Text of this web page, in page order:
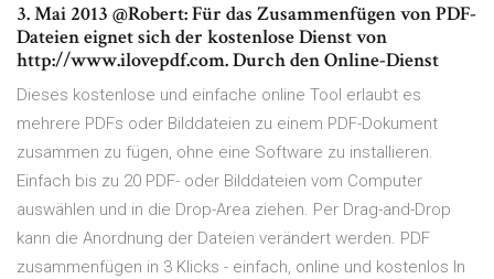
3. Mai 2013 @Robert: Für das Zusammenfügen von PDF-
Dateien eignet sich der kostenlose Dienst von
http://www.ilovepdf.com. Durch den Online-Dienst
Dieses kostenlose und einfache online Tool erlaubt es
mehrere PDFs oder Bilddateien zu einem PDF-Dokument
zusammen zu fügen, ohne eine Software zu installieren.
Einfach bis zu 20 PDF- oder Bilddateien vom Computer
auswählen und in die Drop-Area ziehen. Per Drag-and-Drop
kann die Anordnung der Dateien verändert werden. PDF
zusammenfügen in 3 Klicks - einfach, online und kostenlos In